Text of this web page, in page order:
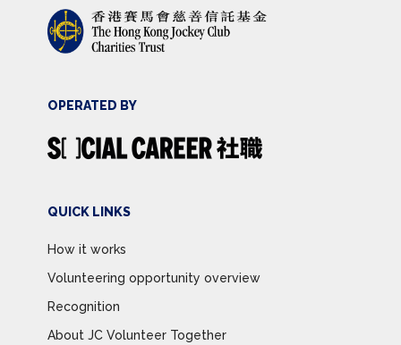
OPERATED BY
QUICK LINKS
How it works
Volunteering opportunity overview
Recognition
About JC Volunteer Together